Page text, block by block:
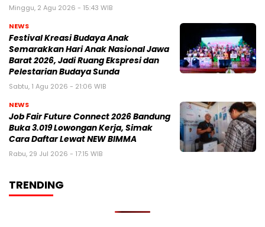
Minggu, 2 Agu 2026 - 15:43 WIB
NEWS
Festival Kreasi Budaya Anak
Semarakkan Hari Anak Nasional Jawa
Barat 2026, Jadi Ruang Ekspresi dan
Pelestarian Budaya Sunda
Sabtu, 1 Agu 2026 - 21:06 WIB
NEWS
Job Fair Future Connect 2026 Bandung
Buka 3.019 Lowongan Kerja, Simak
Cara Daftar Lewat NEW BIMMA
Rabu, 29 Jul 2026 - 17:15 WIB
TRENDING